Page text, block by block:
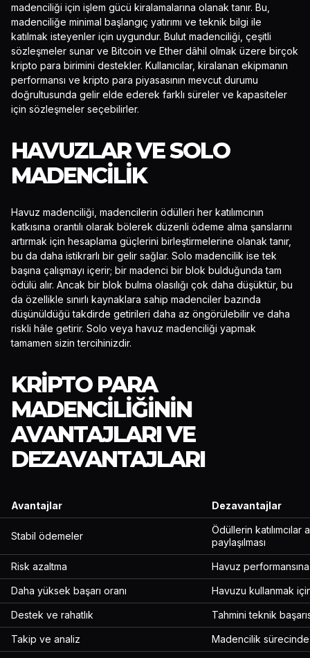
madenciliği için işlem gücü kiralamalarına olanak tanır. Bu,
madenciliğe minimal başlangıç yatırımı ve teknik bilgi ile
katılmak isteyenler için uygundur. Bulut madenciliği, çeşitli
sözleşmeler sunar ve Bitcoin ve Ether dâhil olmak üzere birçok
kripto para birimini destekler. Kullanıcılar, kiralanan ekipmanın
performansı ve kripto para piyasasının mevcut durumu
doğrultusunda gelir elde ederek farklı süreler ve kapasiteler
için sözleşmeler seçebilirler.
HAVUZLAR VE SOLO
MADENCILIK
Havuz madenciliği, madencilerin ödülleri her katılımcının
katkısına orantılı olarak bölerek düzenli ödeme alma şanslarını
artırmak için hesaplama güçlerini birleştirmelerine olanak tanır,
bu da daha istikrarlı bir gelir sağlar. Solo madencilik ise tek
başına çalışmayı içerir; bir madenci bir blok bulduğunda tam
ödülü alır. Ancak bir blok bulma olasılığı çok daha düşüktür, bu
da özellikle sınırlı kaynaklara sahip madenciler bazında
düşünüldüğü takdirde getirileri daha az öngörülebilir ve daha
riskli hâle getirir. Solo veya havuz madenciliği yapmak
tamamen sizin tercihinizdir.
KRIPTO PARA
MADENCILIĞININ
AVANTAJLARI VE
DEZAVANTAJLARI
Avantajlar Dezavantajlar
Stabil ödemeler
Ödüllerin katılımcılar
paylaşılması
Risk azaltma Havuz
Daha yüksek başarı oranı Havuzu kullanmak
Destek ve rahatlık Tahmini teknik
Takip ve analiz Madencilik